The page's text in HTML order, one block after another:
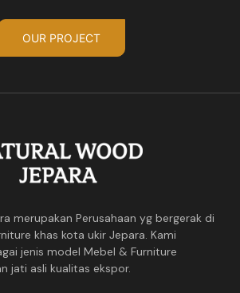
OUR PROJECT
merupakan Perusahaan yg bergerak di
khas kota ukir Jepara. Kami
jenis model Mebel & Furniture
jati asli kualitas ekspor.